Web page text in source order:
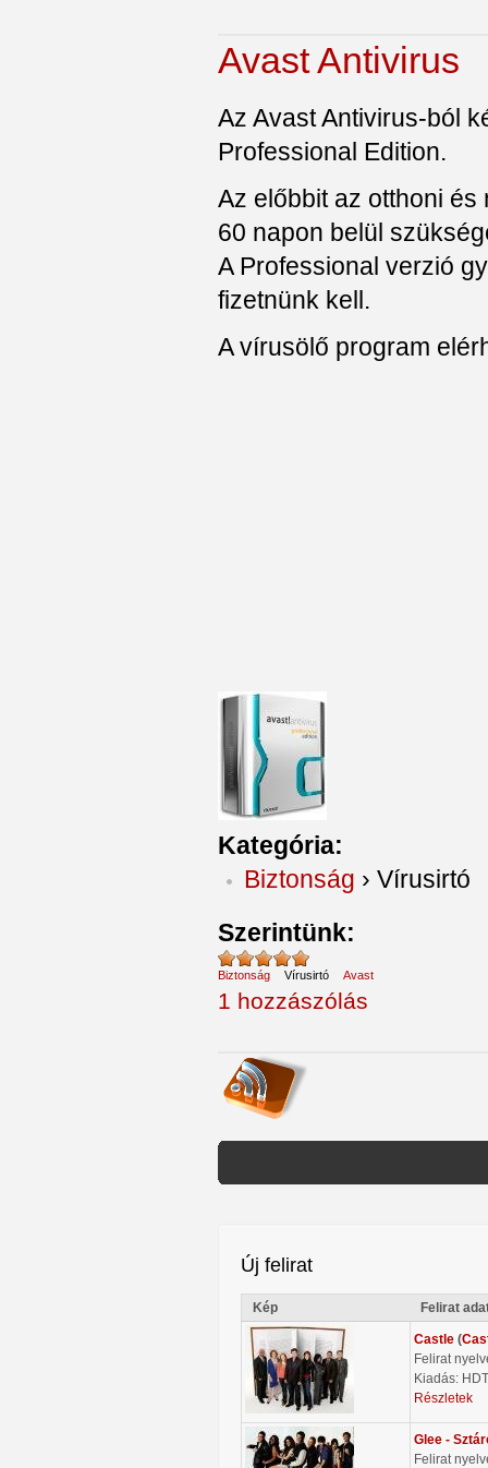
Avast Antivirus
Az Avast Antivirus-ból
Professional Edition.
Az előbbit az otthoni
60 napon belül
A Professional verzió
fizetnünk kell.
A vírusölő program
Kategória:
Biztonság › Vírusirtó
Szerintünk:
Biztonság Vírusirtó Avast
1 hozzászólás
Új felirat
Kép Felirat
Castle (
Felirat
Kiadás:
Részletek
Glee -
Felirat